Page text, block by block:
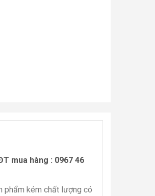
mua hàng : 0967 46
phẩm kém chất lượng có